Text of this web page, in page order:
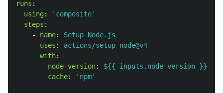
runs :
using: ' composite'
steps :
-
name:
Setup Node.js
uses :
actions/setup-node@v4
with:
node-version:
${{ inputs.node-version }}
cache: ' npm'